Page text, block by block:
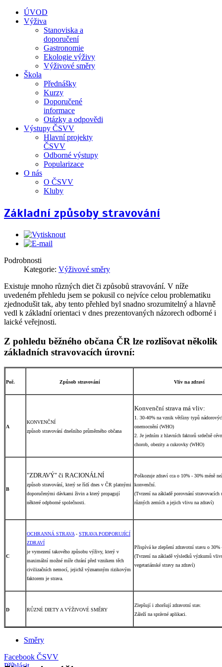
ÚVOD
Výživa
Stanoviska a
doporučení
Gastronomie
Ekologie výživy
Výživové směry
Škola
Přednášky
Kurzy
Doporučené
informace
Otázky a odpovědi
Výstupy ČSVV
Hlavní projekty
ČSVV
Odborné výstupy
Popularizace
O nás
O ČSVV
Kluby
Základní způsoby stravování
Podrobnosti
Kategorie: Výživové směry
Existuje mnoho různých diet či způsobů stravování. V níže
uvedeném přehledu jsem se pokusil co nejvíce celou problematiku
zjednodušit tak, aby tento přehled byl snadno srozumitelný a hlavně
vedl k základní orientaci v dnes prezentovaných názorech odborné i
laické veřejnosti.
Z pohledu běžného občana ČR lze rozlišovat několik
základních stravovacích úrovní:
Poř. Způsob stravování Vliv na zdraví
A
KONVENČNÍ
způsob stravování dnešního průměrného občana
Konvenční strava má vliv:
1. 30-40% na vznik většiny typů
onemocnění (WHO)
2. Je jedním z hlavních faktorů srdečně
chorob, obezity a cukrovky (WHO)
B
"ZDRAVÝ" či RACIONÁLNÍ
způsob stravování, který se řídí dnes v ČR platnými
doporučenými dávkami živin a který propagují
některé odpborné společnosti.
Poškozuje zdraví cca o 10% - 30% méně
konvenční.
(Tvrzení na základě porovnání stravovacích
různých zemích a jejich vlivu na zdraví)
C
OCHRANNÁ STRAVA- STRAVA PODPORUJÍCÍ
ZDRAVÍ
je vymezení takového způsobu výživy, který v
maximální možné míře chrání před vznikem těch
civilizačních nemocí, jejichž významným rizikovým
faktorem je strava.
Přispívá ke zlepšení zdravotní stavu o 30%
(Tvrzení na základě výsledků výzkumů
vegetariánské stravy na zdraví)
D RŮZNÉ DIETY A VÝŽIVOVÉ SMĚRY
Zlepšují i zhoršují zdravotní stav.
Záleží na správné aplikaci.
Směry
Facebook ČSVV